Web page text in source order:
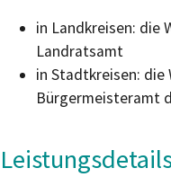
in Landkreisen: die
Landratsamt
in Stadtkreisen:
Bürgermeisteramt